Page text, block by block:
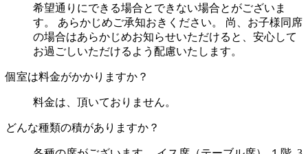
希望通りにできる場合とできない場合とがございま
す。 あらかじめご承知おきください。 尚、お子様同席
の場合はあらかじめお知らせいただけると、安心して
お過ごしいただけるよう配慮いたします。
個室は料金がかかりますか？
料金は、頂いておりません。
どんな種類の積がありますか？